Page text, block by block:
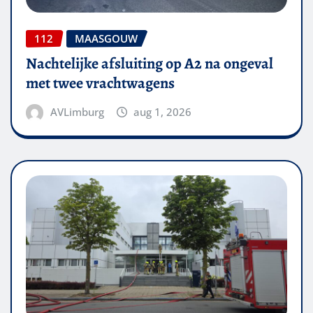
112 MAASGOUW
Nachtelijke afsluiting op A2 na ongeval
met twee vrachtwagens
AVLimburg aug 1, 2026